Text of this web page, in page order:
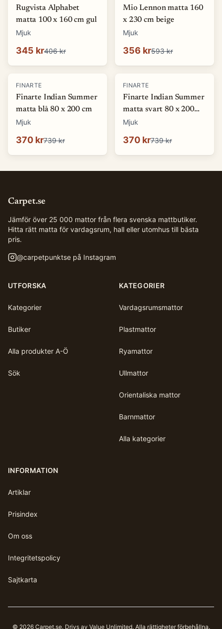
Rugvista Alphabet
matta 100 x 160 cm gul
Mjuk
345 kr406 kr
Mio Lennon matta 160
x 230 cm beige
Mjuk
356 kr593 kr
-50 %
FINARTE
Finarte Indian Summer
matta blå 80 x 200 cm
Mjuk
370 kr739 kr
-50 %
FINARTE
Finarte Indian Summer
matta svart 80 x 200
cm
Mjuk
370 kr739 kr
Carpet.se
Jämför över 25 000 mattor från flera svenska mattbutiker.
Hitta rätt matta för vardagsrum, hall eller utomhus till bästa
pris.
@carpetpunktse på Instagram
UTFORSKA
Kategorier
Butiker
Alla produkter A-Ö
Sök
KATEGORIER
Vardagsrumsmattor
Plastmattor
Ryamattor
Ullmattor
Orientaliska mattor
Barnmattor
Alla kategorier
INFORMATION
Artiklar
Prisindex
Om oss
Integritetspolicy
Sajtkarta
© 2026 Carpet.se. Drivs av Value Unlimited. Alla rättigheter förbehållna.